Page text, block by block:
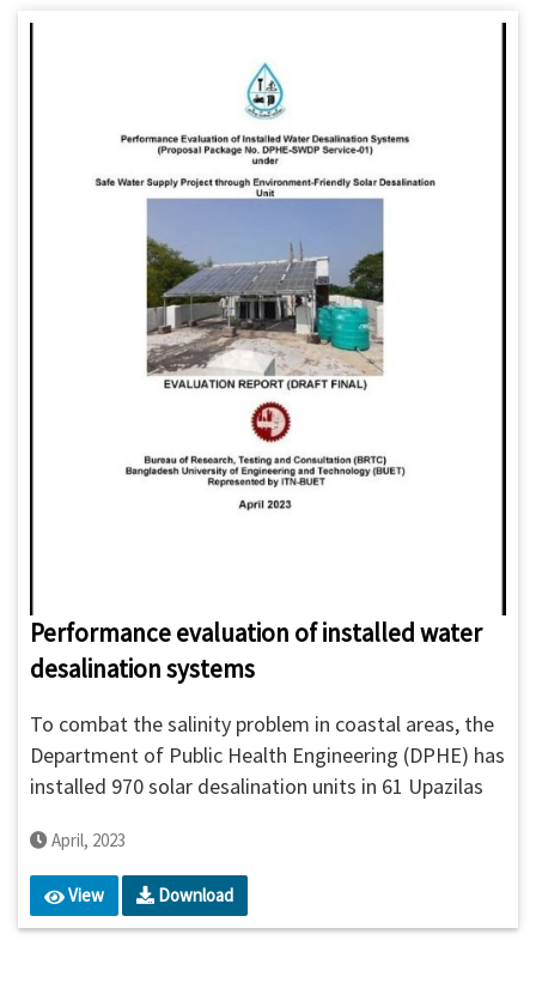
Performance evaluation of installed water
desalination systems
To combat the salinity problem in coastal areas, the
Department of Public Health Engineering (DPHE) has
installed 970 solar desalination units in 61 Upazilas
titled “Safe Water Supply Project through
Environment-Friendly Solar Desalination Unit”. The
solar-powered water desalination system produces
April, 2023
View Download